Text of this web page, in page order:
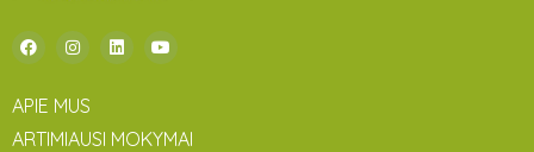
APIE MUS
ARTIMIAUSI MOKYMAI